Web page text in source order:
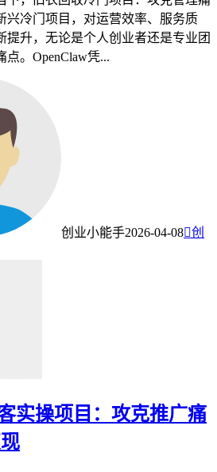
兴冷门项目，对运营效率、服务质
提升，无论是个人创业者还是专业团
点。OpenClaw凭...
创业小能手2026-04-08创
实操项目：攻克推广痛